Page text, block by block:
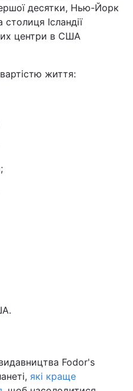
десятки, Нью-Йорк
Ісландії
центри в США
життя:
Fodor's
які краще